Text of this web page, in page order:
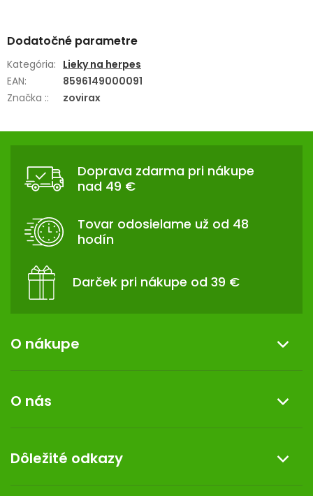
Dodatočné parametre
Kategória: Lieky na herpes
EAN:
8596149000091
Značka :: zovirax
Z
Doprava zdarma pri nákupe
nad 49 €
Tovar odosielame už od 48
hodín
Darček pri nákupe od 39 €
O nákupe
Reklamácia a vrátenie tovaru
Doprava a platba
Darček k nákupu
O nás
Kontakt
Dermocentrum
Dôležité odkazy